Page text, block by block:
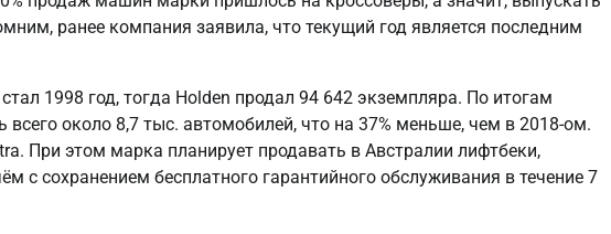
ранее компания заявила, что текущий год является последним
1998 год, тогда Holden продал 94 642 экземпляра. По итогам
всего около 8,7 тыс. автомобилей, что на 37% меньше, чем в 2018-ом.
При этом марка планирует продавать в Австралии лифтбеки,
с сохранением бесплатного гарантийного обслуживания в течение 7